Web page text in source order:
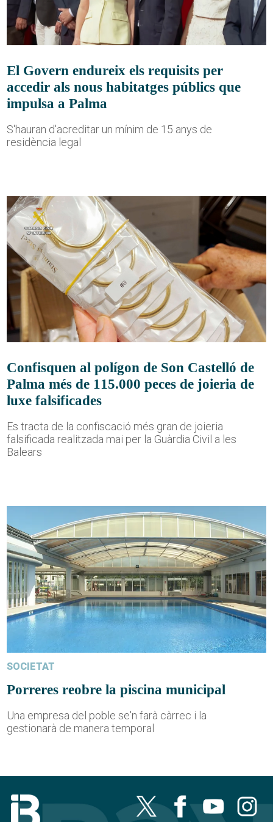
El Govern endureix els requisits per
accedir als nous habitatges públics que
impulsa a Palma
S'hauran d'acreditar un mínim de 15 anys de
residència legal
Confisquen al polígon de Son Castelló de
Palma més de 115.000 peces de joieria de
luxe falsificades
Es tracta de la confiscació més gran de joieria
falsificada realitzada mai per la Guàrdia Civil a les
Balears
SOCIETAT
Porreres reobre la piscina municipal
Una empresa del poble se'n farà càrrec i la
gestionarà de manera temporal